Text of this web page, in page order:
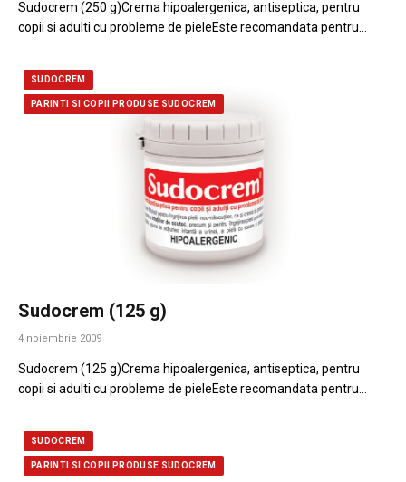
Sudocrem (250 g)Crema hipoalergenica, antiseptica, pentru
copii si adulti cu probleme de pieleEste recomandata pentru…
SUDOCREM
PARINTI SI COPII PRODUSE SUDOCREM
Sudocrem (125 g)
4 noiembrie 2009
Sudocrem (125 g)Crema hipoalergenica, antiseptica, pentru
copii si adulti cu probleme de pieleEste recomandata pentru…
SUDOCREM
PARINTI SI COPII PRODUSE SUDOCREM